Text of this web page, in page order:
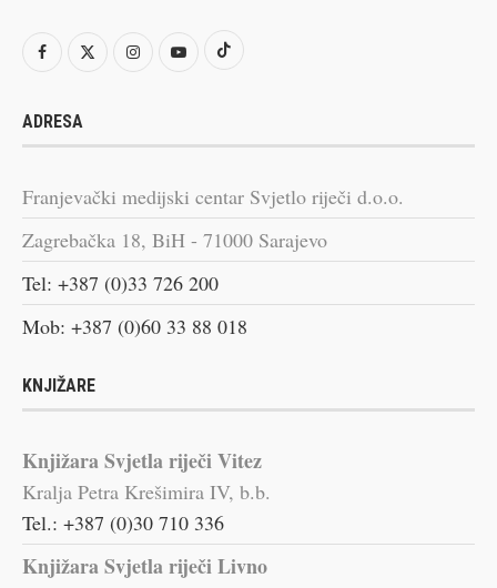
ADRESA
Franjevački medijski centar Svjetlo riječi d.o.o.
Zagrebačka 18, BiH - 71000 Sarajevo
Tel: +387 (0)33 726 200
Mob: +387 (0)60 33 88 018
KNJIŽARE
Knjižara Svjetla riječi Vitez
Kralja Petra Krešimira IV, b.b.
Tel.: +387 (0)30 710 336
Knjižara Svjetla riječi Livno